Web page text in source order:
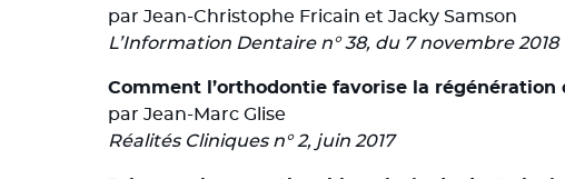
par Jean-Christophe Fricain et Jacky Samson
L’Information Dentaire n° 38, du 7 novembre 2018
Comment l’orthodontie favorise la régénération
par Jean-Marc Glise
Réalités Cliniques n° 2, juin 2017